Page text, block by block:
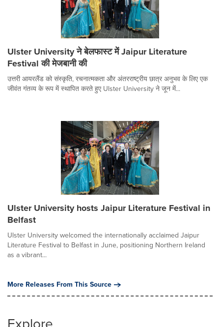
Ulster University ने बेलफास्ट में Jaipur Literature
Festival की मेजबानी की
उत्तरी आयरलैंड को संस्कृति, रचनात्मकता और अंतरराष्ट्रीय छात्र अनुभव के लिए एक
जीवंत गंतव्य के रूप में स्थापित करते हुए Ulster University ने जून में...
Ulster University hosts Jaipur Literature Festival in
Belfast
Ulster University welcomed the internationally acclaimed Jaipur
Literature Festival to Belfast in June, positioning Northern Ireland
as a vibrant...
More Releases From This Source